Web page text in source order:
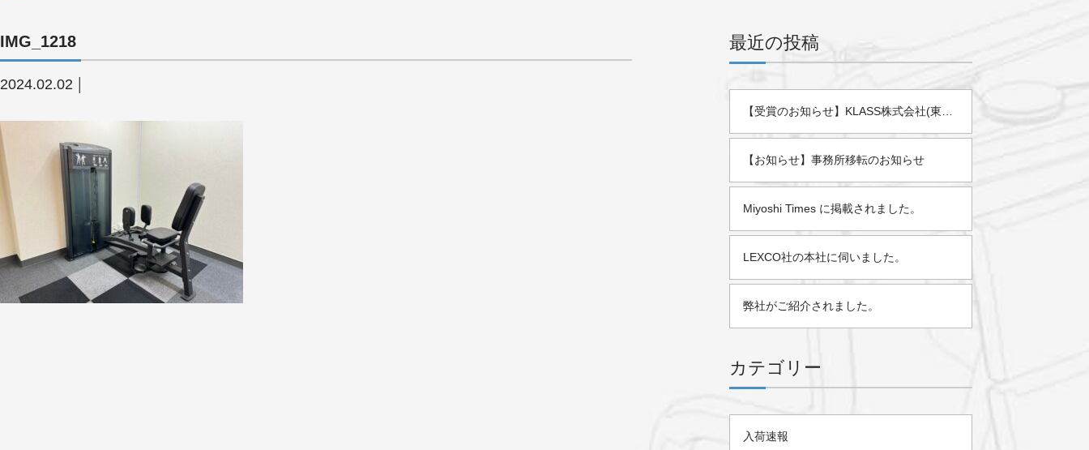
IMG_1218
2024.02.02
最近の投稿
【受賞のお知らせ】KLASS株式会社(東証スタンダード)様より「2025年度 優秀販売店」として表彰されました。
【お知らせ】事務所移転のお知らせ
Miyoshi Times に掲載されました。
LEXCO社の本社に伺いました。
弊社がご紹介されました。
カテゴリー
入荷速報